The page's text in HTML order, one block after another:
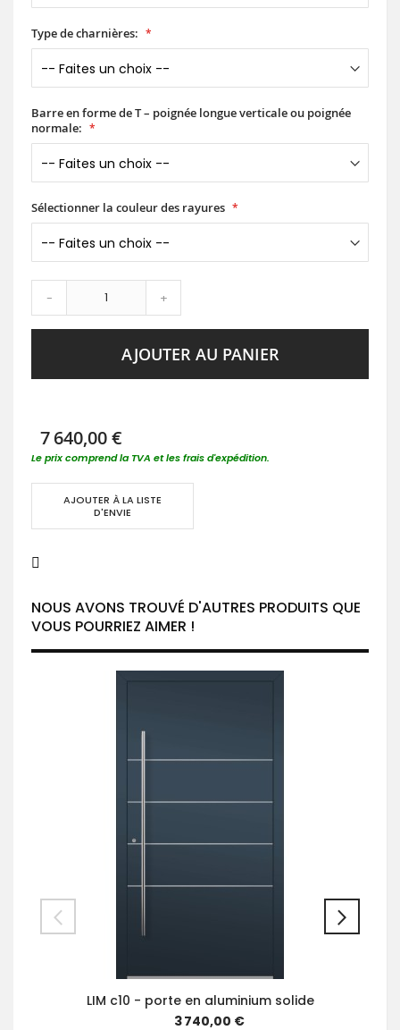
Type de charnières:
Barre en forme de T – poignée longue verticale ou poignée
normale:
Sélectionner la couleur des rayures
- +
AJOUTER AU PANIER
7 640,00 €
Le prix comprend la TVA et les frais d'expédition.
AJOUTER À LA LISTE
D'ENVIE
NOUS AVONS TROUVÉ D'AUTRES PRODUITS QUE
VOUS POURRIEZ AIMER !
LIM c10 - porte en aluminium solide
3 740,00 €